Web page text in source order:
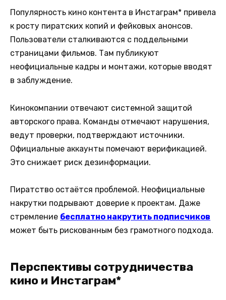
Популярность кино контента в Инстаграм* привела
к росту пиратских копий и фейковых анонсов.
Пользователи сталкиваются с поддельными
страницами фильмов. Там публикуют
неофициальные кадры и монтажи, которые вводят
в заблуждение.
Кинокомпании отвечают системной защитой
авторского права. Команды отмечают нарушения,
ведут проверки, подтверждают источники.
Официальные аккаунты помечают верификацией.
Это снижает риск дезинформации.
Пиратство остаётся проблемой. Неофициальные
накрутки подрывают доверие к проектам. Даже
стремление бесплатно накрутить подписчиков
может быть рискованным без грамотного подхода.
Перспективы сотрудничества
кино и Инстаграм*